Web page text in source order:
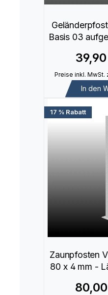
Basis 03
Preise inkl. MwSt.
In den
17 % Rabatt
Zaunpfosten
80 x 4 mm -